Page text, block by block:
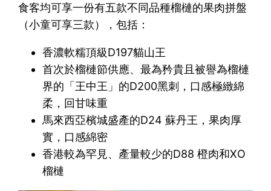
食客均可享一份有五款不同品種榴槤的果肉拼盤
（小童可享三款），包括：
香濃軟糯頂級D197貓山王
首次於榴槤節供應、最為矜貴且被譽為榴槤
界的「王中王」的D200黑刺，口感極緻綿
柔，回甘味重
馬來西亞檳城盛產的D24 蘇丹王，果肉厚
實，口感綿密
香港較為罕見、產量較少的D88 橙肉和XO
榴槤